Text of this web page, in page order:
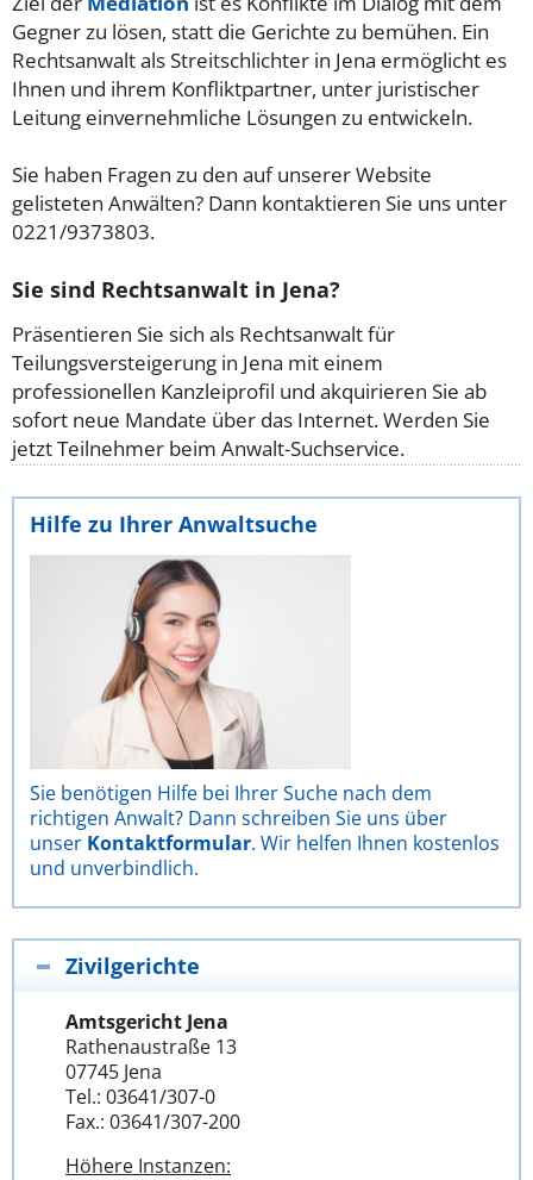
Gegner zu lösen, statt die Gerichte zu bemühen. Ein
Rechtsanwalt als Streitschlichter in Jena ermöglicht es
Ihnen und ihrem Konfliktpartner, unter juristischer
Leitung einvernehmliche Lösungen zu entwickeln.
Sie haben Fragen zu den auf unserer Website
gelisteten Anwälten? Dann kontaktieren Sie uns unter
0221/9373803.
Sie sind Rechtsanwalt in Jena?
Präsentieren Sie sich als Rechtsanwalt für
Teilungsversteigerung in Jena mit einem
professionellen Kanzleiprofil und akquirieren Sie ab
sofort neue Mandate über das Internet. Werden Sie
jetzt Teilnehmer beim Anwalt-Suchservice.
Hilfe zu Ihrer Anwaltsuche
Sie benötigen Hilfe bei Ihrer Suche nach dem
richtigen Anwalt? Dann schreiben Sie uns über
unser Kontaktformular. Wir helfen Ihnen kostenlos
und unverbindlich.
Zivilgerichte
Amtsgericht Jena
Rathenaustraße 13
07745 Jena
Tel.: 03641/307-0
Fax.: 03641/307-200
Höhere Instanzen: